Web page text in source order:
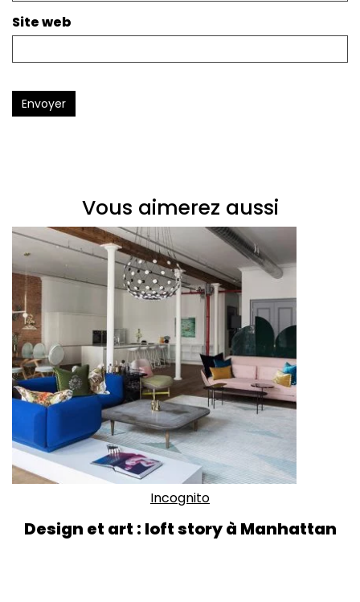
Site web
Envoyer
Vous aimerez aussi
Incognito
Design et art : loft story à Manhattan